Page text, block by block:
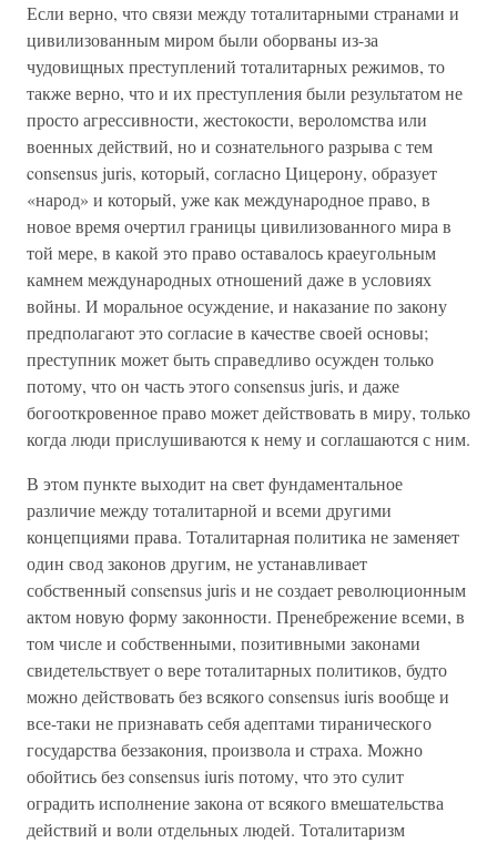
Если верно, что связи между тоталитарными странами и
цивилизованным миром были оборваны из-за
чудовищных преступлений тоталитарных режимов, то
также верно, что и их преступления были результатом не
просто агрессивности, жестокости, вероломства или
военных действий, но и сознательного разрыва с тем
consensus juris, который, согласно Цицерону, образует
«народ» и который, уже как международное право, в
новое время очертил границы цивилизованного мира в
той мере, в какой это право оставалось краеугольным
камнем международных отношений даже в условиях
войны. И моральное осуждение, и наказание по закону
предполагают это согласие в качестве своей основы;
преступник может быть справедливо осужден только
потому, что он часть этого consensus juris, и даже
богооткровенное право может действовать в миру, только
когда люди прислушиваются к нему и соглашаются с ним.
В этом пункте выходит на свет фундаментальное
различие между тоталитарной и всеми другими
концепциями права. Тоталитарная политика не заменяет
один свод законов другим, не устанавливает
собственный consensus juris и не создает революционным
актом новую форму законности. Пренебрежение всеми, в
том числе и собственными, позитивными законами
свидетельствует о вере тоталитарных политиков, будто
можно действовать без всякого consensus iuris вообще и
все-таки не признавать себя адептами тиранического
государства беззакония, произвола и страха. Можно
обойтись без consensus iuris потому, что это сулит
оградить исполнение закона от всякого вмешательства
действий и воли отдельных людей. Тоталитаризм